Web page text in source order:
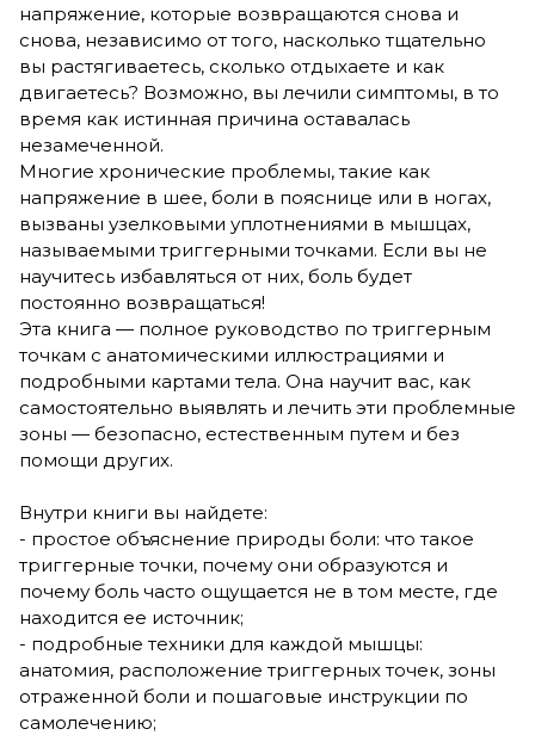
напряжение, которые возвращаются снова и
снова, независимо от того, насколько тщательно
вы растягиваетесь, сколько отдыхаете и как
двигаетесь? Возможно, вы лечили симптомы, в то
время как истинная причина оставалась
незамеченной.
Многие хронические проблемы, такие как
напряжение в шее, боли в пояснице или в ногах,
вызваны узелковыми уплотнениями в мышцах,
называемыми триггерными точками. Если вы не
научитесь избавляться от них, боль будет
постоянно возвращаться!
Эта книга — полное руководство по триггерным
точкам с анатомическими иллюстрациями и
подробными картами тела. Она научит вас, как
самостоятельно выявлять и лечить эти проблемные
зоны — безопасно, естественным путем и без
помощи других.
Внутри книги вы найдете:
- простое объяснение природы боли: что такое
триггерные точки, почему они образуются и
почему боль часто ощущается не в том месте, где
находится ее источник;
- подробные техники для каждой мышцы:
анатомия, расположение триггерных точек, зоны
отраженной боли и пошаговые инструкции по
самолечению;